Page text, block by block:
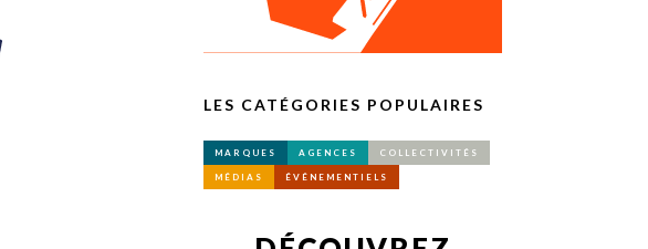
LES CATÉGORIES POPULAIRES
MARQUES AGENCES COLLECTIVITÉS
MÉDIAS ÉVÉNEMENTIELS